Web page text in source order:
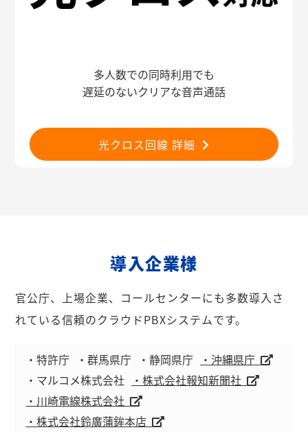
多人数での同時利用でも
遅延のないクリアな音声通話
光クロス回線 詳細
導入企業様
官公庁、上場企業、コールセンターにも多数導入さ
れている信頼のクラウドPBXシステムです。
・特許庁 ・群馬県庁 ・静岡県庁
・沖縄県庁
・マルコメ株式会社
・株式会社報知新聞社
・川崎電線株式会社
・株式会社鈴廣蒲鉾本店